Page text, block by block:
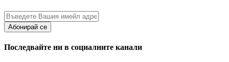
Абонирай се
Последвайте ни в социалните канали